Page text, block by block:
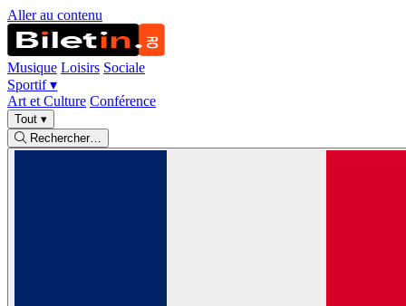
Aller au contenu
Musique Loisirs Sociale
Sportif▾
Art et Culture Conférence
Tout ▾
Rechercher…